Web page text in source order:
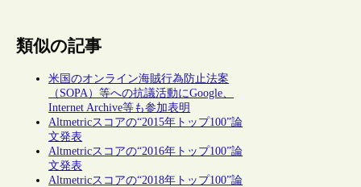
類似の記事
米国のオンライン海賊行為防止法案
（SOPA）等への抗議活動にGoogle、
Internet Archive等も参加表明
Altmetricスコアの“2015年トップ100”論
文発表
Altmetricスコアの“2016年トップ100”論
文発表
Altmetricスコアの“2018年トップ100”論